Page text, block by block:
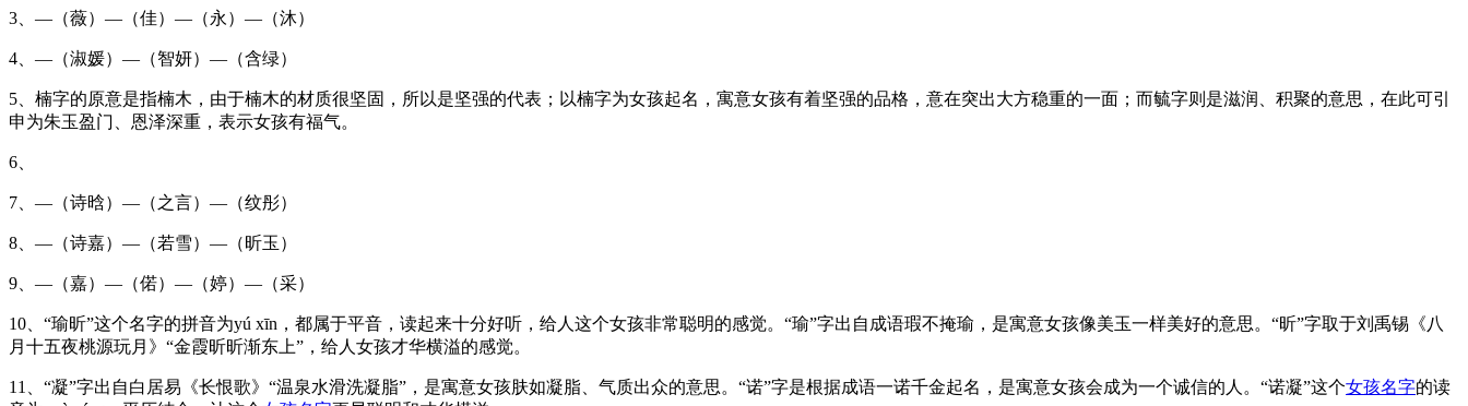
3、—（薇）—（佳）—（永）—（沐）
4、—（淑媛）—（智妍）—（含绿）
5、楠字的原意是指楠木，由于楠木的材质很坚固，所以是坚强的代表；以楠字为女孩起名，寓意女孩有着坚强的品格，意在突出大方稳重的一面；而毓字则是滋润、积聚的意思，在此可引
申为朱玉盈门、恩泽深重，表示女孩有福气。
6、
7、—（诗晗）—（之言）—（纹彤）
8、—（诗嘉）—（若雪）—（昕玉）
9、—（嘉）—（偌）—（婷）—（采）
10、“瑜昕”这个名字的拼音为yú xīn，都属于平音，读起来十分好听，给人这个女孩非常聪明的感觉。“瑜”字出自成语瑕不掩瑜，是寓意女孩像美玉一样美好的意思。“昕”字取于刘禹锡《八
月十五夜桃源玩月》“金霞昕昕渐东上”，给人女孩才华横溢的感觉。
11、“凝”字出自白居易《长恨歌》“温泉水滑洗凝脂”，是寓意女孩肤如凝脂、气质出众的意思。“诺”字是根据成语一诺千金起名，是寓意女孩会成为一个诚信的人。“诺凝”这个女孩名字的读